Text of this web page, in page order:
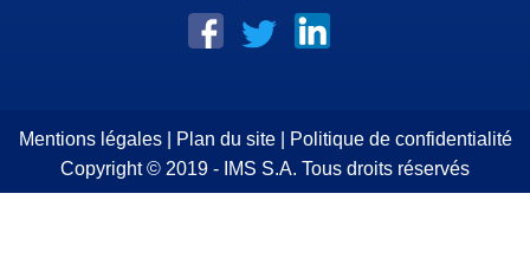
Mentions légales| Plan du site|
Politique de confidentialité
Copyright © 2019 - IMS S.A. Tous droits réservés